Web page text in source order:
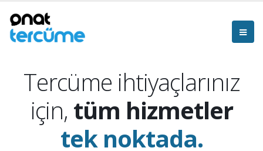
Tercüme ihtiyaçlarınız
için, tüm hizmetler
tek noktada.